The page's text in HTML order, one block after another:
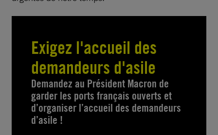
Exigez l'accueil des
demandeurs d'asile
Demandez au Président Macron de
garder les ports français ouverts et
d’organiser l’accueil des demandeurs
d’asile !